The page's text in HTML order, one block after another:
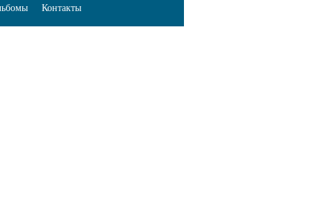
Контакты